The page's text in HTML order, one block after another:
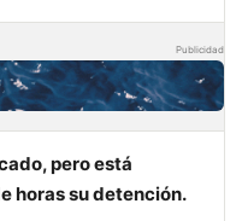
Publicidad
pero está
horas su detención.